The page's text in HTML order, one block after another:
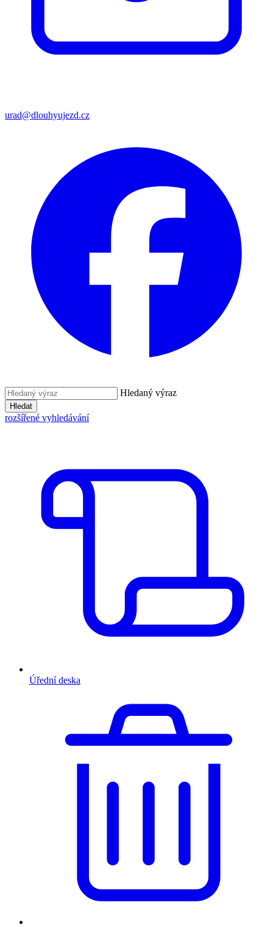
urad@dlouhyujezd.cz
Hledaný výraz
Hledat
rozšířené vyhledávání
Úřední deska